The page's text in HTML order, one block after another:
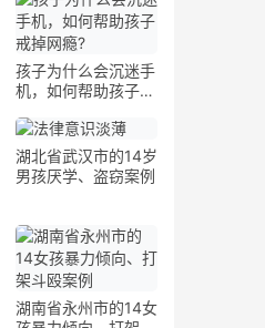
孩子为什么会沉迷手
机，如何帮助孩子戒
湖北省武汉市的14岁
男孩厌学、盗窃案例
湖南省永州市的14女